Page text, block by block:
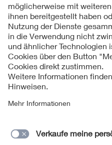
Folgen Sie uns
Datenschutzinformationen